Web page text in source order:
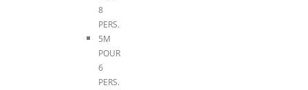
8
PERS.
5M
POUR
6
PERS.